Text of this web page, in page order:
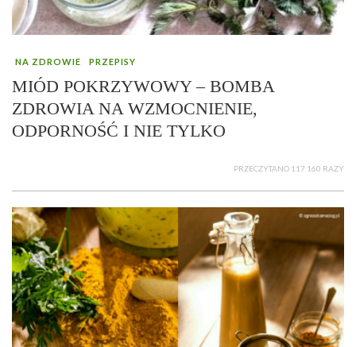
NA ZDROWIE PRZEPISY
MIÓD POKRZYWOWY – BOMBA
ZDROWIA NA WZMOCNIENIE,
ODPORNOŚĆ I NIE TYLKO
PRZECZYTANO 117 160 RAZY